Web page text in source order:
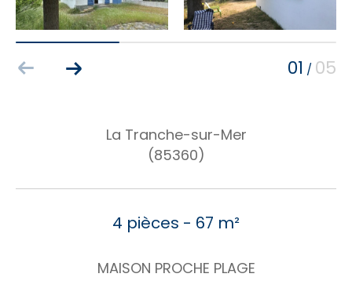
01 / 05
La Tranche-sur-Mer
(85360)
4 pièces - 67 m²
MAISON PROCHE PLAGE
TERRASSE PARKING
FILTRER PAR